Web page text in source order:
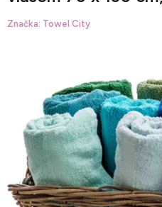
Značka: Towel City